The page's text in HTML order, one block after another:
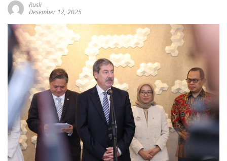
Rusli
Desember 12, 2025